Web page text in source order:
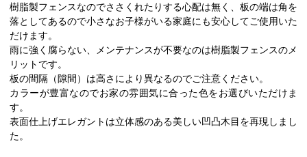
樹脂製フェンスなのでささくれたりする心配は無く、板の端は角を
落としてあるので小さなお子様がいる家庭にも安心してご使用いた
だけます。
雨に強く腐らない、メンテナンスが不要なのは樹脂製フェンスのメ
リットです。
板の間隔（隙間）は高さにより異なるのでご注意ください。
カラーが豊富なのでお家の雰囲気に合った色をお選びいただけま
す。
表面仕上げエレガントは立体感のある美しい凹凸木目を再現しまし
た。